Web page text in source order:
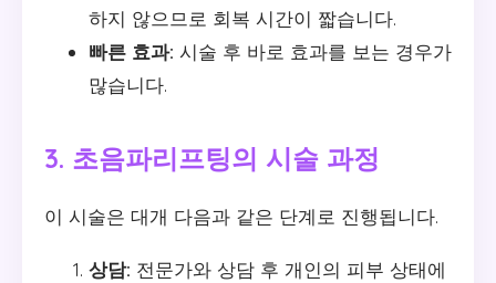
하지 않으므로 회복 시간이 짧습니다.
빠른 효과: 시술 후 바로 효과를 보는 경우가
많습니다.
3. 초음파리프팅의 시술 과정
이 시술은 대개 다음과 같은 단계로 진행됩니다.
상담: 전문가와 상담 후 개인의 피부 상태에